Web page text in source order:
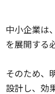
中小企業は
を展開する
そのため、
設計し、効